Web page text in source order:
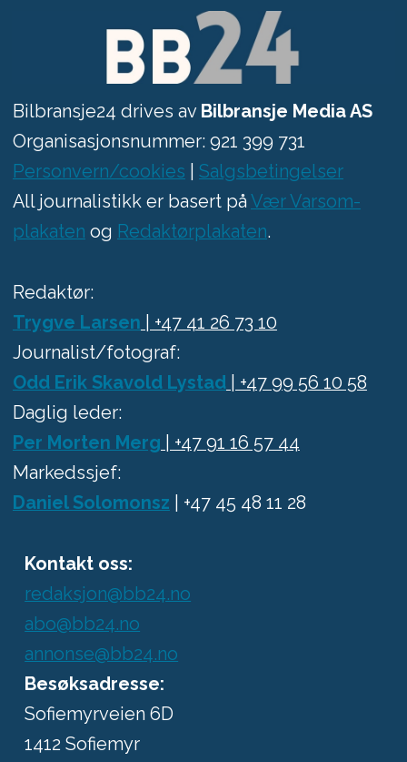
Bilbransje24 drives av Bilbransje Media AS
Organisasjonsnummer: 921 399 731
Personvern/cookies
Salgsbetingelser
All journalistikk er basert på Vær Varsom-
plakaten og Redaktørplakaten.
Redaktør:
Trygve Larsen | +47 41 26 73 10
Journalist/fotograf:
Odd Erik Skavold Lystad| +47 99 56 10 58
Daglig leder:
Per Morten Merg | +47 91 16 57 44
Markedssjef:
Daniel Solomonsz | +47 45 48 11 28
Kontakt oss:
redaksjon@bb24.no
abo@bb24.no
annonse@bb24.no
Besøksadresse:
Sofiemyrveien 6D
1412 Sofiemyr